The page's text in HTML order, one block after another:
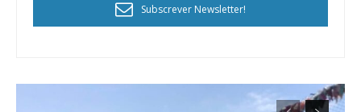
Subscrever Newsletter!